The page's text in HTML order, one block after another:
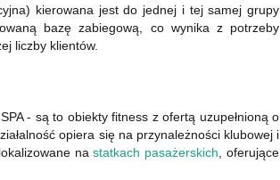
kierowana jest do jednej i tej samej grupy
bazę zabiegową, co wynika z potrzeby
liczby klientów.
- są to obiekty fitness z ofertą uzupełnioną o
opiera się na przynależności klubowej i
nastatkach pasażerskich , oferujące